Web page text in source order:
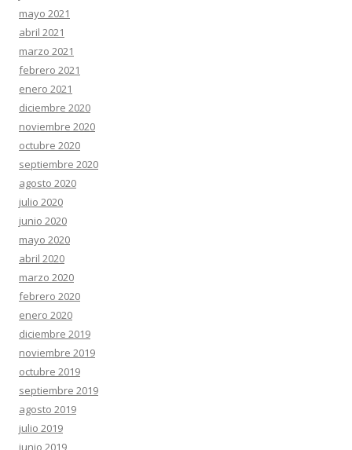
mayo 2021
abril 2021
marzo 2021
febrero 2021
enero 2021
diciembre 2020
noviembre 2020
octubre 2020
septiembre 2020
agosto 2020
julio 2020
junio 2020
mayo 2020
abril 2020
marzo 2020
febrero 2020
enero 2020
diciembre 2019
noviembre 2019
octubre 2019
septiembre 2019
agosto 2019
julio 2019
junio 2019